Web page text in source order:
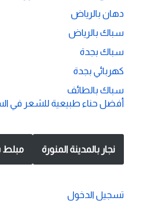
دهان بالرياض
سباك بالرياض
سباك بجدة
كهربائي بجدة
سباك بالطائف
أفضل حناء طبيعية للشعر في
نجار بالمدينة المنورة مبلط
تسجيل الدخول